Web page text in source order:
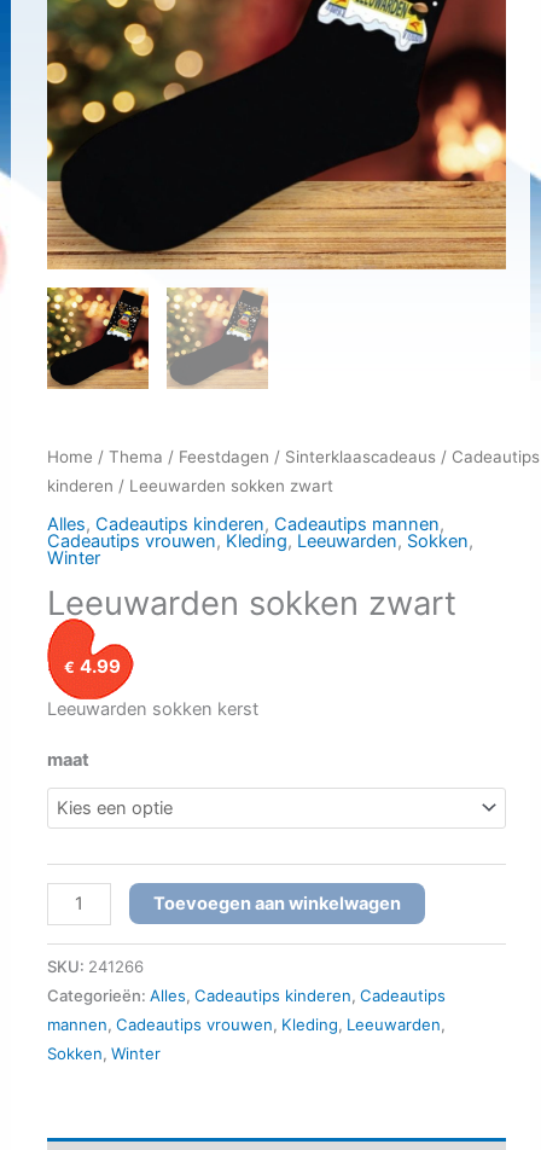
Home / Thema / Feestdagen / Sinterklaascadeaus/ Cadeautips
kinderen / Leeuwarden sokken zwart
Alles, Cadeautips kinderen, Cadeautips mannen,
Cadeautips vrouwen, Kleding, Leeuwarden, Sokken,
Winter
Leeuwarden sokken zwart
€ 4.99
Leeuwarden sokken kerst
maat
Leeuwarden
sokken
zwart
aantal
Toevoegen aan winkelwagen
SKU: 241266
Categorieën: Alles, Cadeautips kinderen, Cadeautips
mannen, Cadeautips vrouwen, Kleding, Leeuwarden,
Sokken, Winter